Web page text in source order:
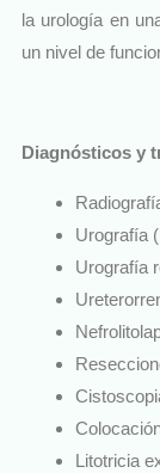
la urología en
un nivel de
Diagnósticos y
Urografía
Urografía
Litotricia